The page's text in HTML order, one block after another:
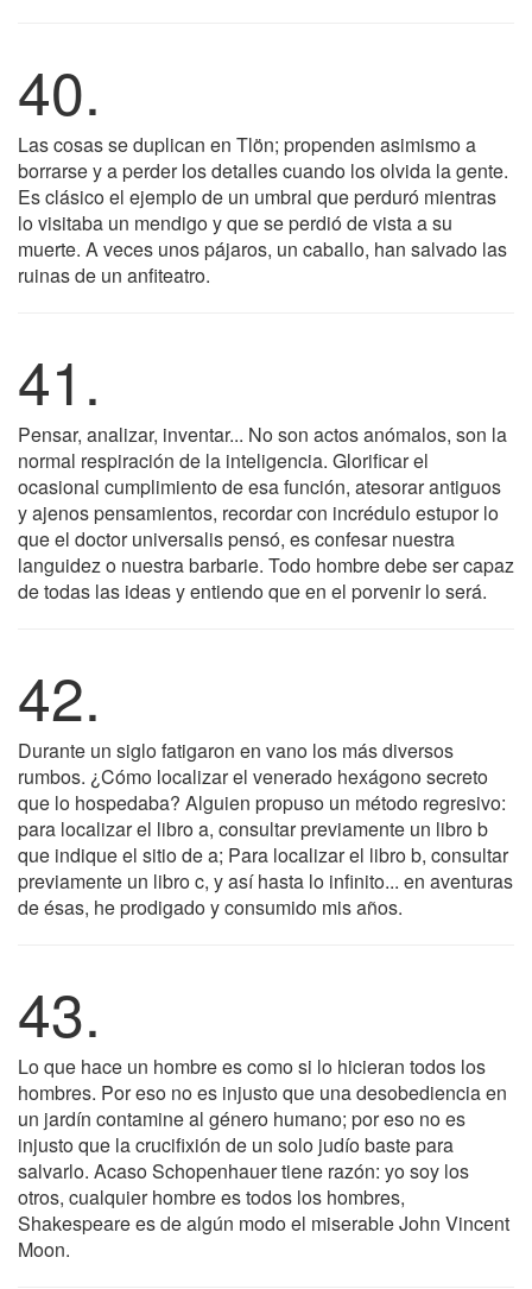
40.
Las cosas se duplican en Tlön; propenden asimismo a
borrarse y a perder los detalles cuando los olvida la gente.
Es clásico el ejemplo de un umbral que perduró mientras
lo visitaba un mendigo y que se perdió de vista a su
muerte. A veces unos pájaros, un caballo, han salvado las
ruinas de un anfiteatro.
41.
Pensar, analizar, inventar... No son actos anómalos, son la
normal respiración de la inteligencia. Glorificar el
ocasional cumplimiento de esa función, atesorar antiguos
y ajenos pensamientos, recordar con incrédulo estupor lo
que el doctor universalis pensó, es confesar nuestra
languidez o nuestra barbarie. Todo hombre debe ser capaz
de todas las ideas y entiendo que en el porvenir lo será.
42.
Durante un siglo fatigaron en vano los más diversos
rumbos. ¿Cómo localizar el venerado hexágono secreto
que lo hospedaba? Alguien propuso un método regresivo:
para localizar el libro a, consultar previamente un libro b
que indique el sitio de a; Para localizar el libro b, consultar
previamente un libro c, y así hasta lo infinito... en aventuras
de ésas, he prodigado y consumido mis años.
43.
Lo que hace un hombre es como si lo hicieran todos los
hombres. Por eso no es injusto que una desobediencia en
un jardín contamine al género humano; por eso no es
injusto que la crucifixión de un solo judío baste para
salvarlo. Acaso Schopenhauer tiene razón: yo soy los
otros, cualquier hombre es todos los hombres,
Shakespeare es de algún modo el miserable John Vincent
Moon.